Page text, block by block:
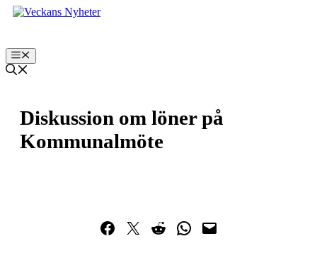
Hoppa
Meny
Diskussion om löner på
Kommunalmöte
Dela på Facebook
Dela på TwitterDela på RedditDela i WhatsApp
Maila en länk